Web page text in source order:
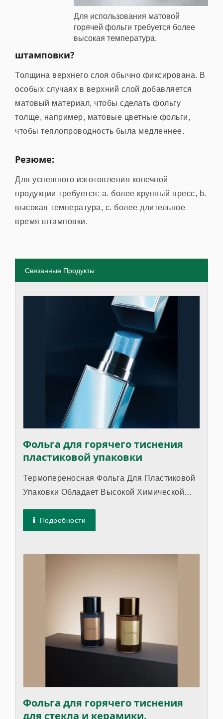
Для использования матовой
горячей фольги требуется более
высокая температура.
штамповки?
Толщина верхнего слоя обычно фиксирована. В
особых случаях в верхний слой добавляется
матовый материал, чтобы сделать фольгу
толще, например, матовые цветные фольги,
чтобы теплопроводность была медленнее.
Резюме:
Для успешного изготовления конечной
продукции требуется: a. более крупный пресс, b.
высокая температура, c. более длительное
время штамповки.
Связанные Продукты
Фольга для горячего тиснения
пластиковой упаковки
Термопереносная Фольга Для Пластиковой
Упаковки Обладает Высокой Химической
Различным...
Подробности
Фольга для горячего тиснения
для стекла и керамики.